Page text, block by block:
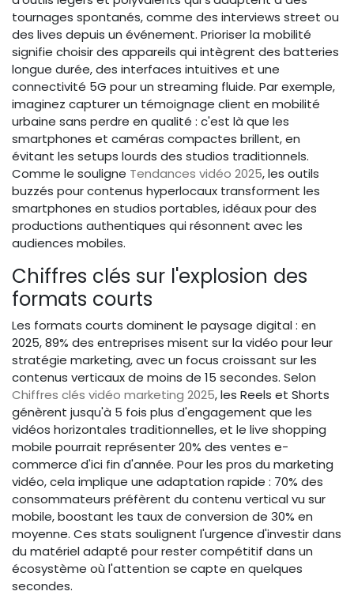
tournages spontanés, comme des interviews street ou
des lives depuis un événement. Prioriser la mobilité
signifie choisir des appareils qui intègrent des batteries
longue durée, des interfaces intuitives et une
connectivité 5G pour un streaming fluide. Par exemple,
imaginez capturer un témoignage client en mobilité
urbaine sans perdre en qualité : c'est là que les
smartphones et caméras compactes brillent, en
évitant les setups lourds des studios traditionnels.
Comme le souligne Tendances vidéo 2025, les outils
buzzés pour contenus hyperlocaux transforment les
smartphones en studios portables, idéaux pour des
productions authentiques qui résonnent avec les
audiences mobiles.
Chiffres clés sur l'explosion des
formats courts
Les formats courts dominent le paysage digital : en
2025, 89% des entreprises misent sur la vidéo pour leur
stratégie marketing, avec un focus croissant sur les
contenus verticaux de moins de 15 secondes. Selon
Chiffres clés vidéo marketing 2025, les Reels et Shorts
génèrent jusqu'à 5 fois plus d'engagement que les
vidéos horizontales traditionnelles, et le live shopping
mobile pourrait représenter 20% des ventes e-
commerce d'ici fin d'année. Pour les pros du marketing
vidéo, cela implique une adaptation rapide : 70% des
consommateurs préfèrent du contenu vertical vu sur
mobile, boostant les taux de conversion de 30% en
moyenne. Ces stats soulignent l'urgence d'investir dans
du matériel adapté pour rester compétitif dans un
écosystème où l'attention se capte en quelques
secondes.